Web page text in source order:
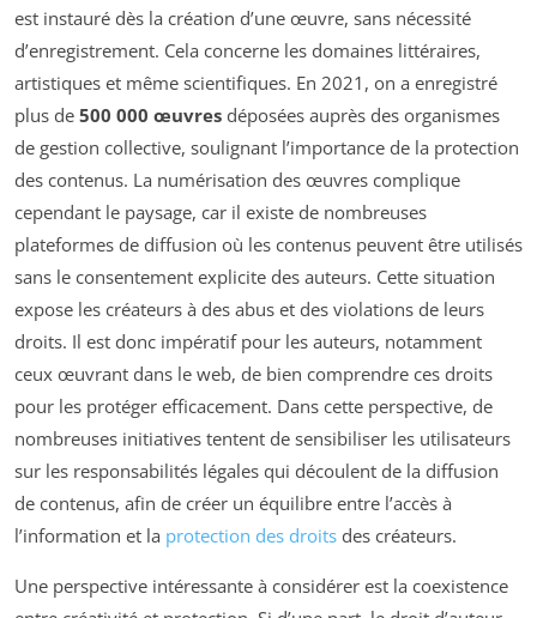
est instauré dès la création d’une œuvre, sans nécessité
d’enregistrement. Cela concerne les domaines littéraires,
artistiques et même scientifiques. En 2021, on a enregistré
plus de 500 000 œuvres déposées auprès des organismes
de gestion collective, soulignant l’importance de la protection
des contenus. La numérisation des œuvres complique
cependant le paysage, car il existe de nombreuses
plateformes de diffusion où les contenus peuvent être utilisés
sans le consentement explicite des auteurs. Cette situation
expose les créateurs à des abus et des violations de leurs
droits. Il est donc impératif pour les auteurs, notamment
ceux œuvrant dans le web, de bien comprendre ces droits
pour les protéger efficacement. Dans cette perspective, de
nombreuses initiatives tentent de sensibiliser les utilisateurs
sur les responsabilités légales qui découlent de la diffusion
de contenus, afin de créer un équilibre entre l’accès à
l’information et la protection des droits des créateurs.
Une perspective intéressante à considérer est la coexistence